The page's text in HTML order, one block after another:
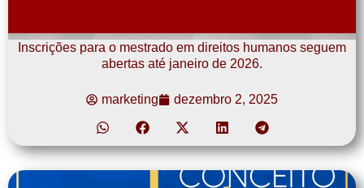
Inscrições para o mestrado em direitos humanos seguem
abertas até janeiro de 2026.
marketing dezembro 2, 2025